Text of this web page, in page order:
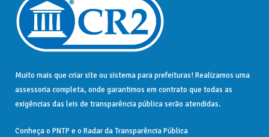
Muito mais que criar site ousistema para prefeituras! Realizamos uma
assessoriacompleta, onde garantimos em contrato que todas as
exigências das leis de transparência públicaserão atendidas.
Conheça o PNTP e o Radar da Transparência Pública